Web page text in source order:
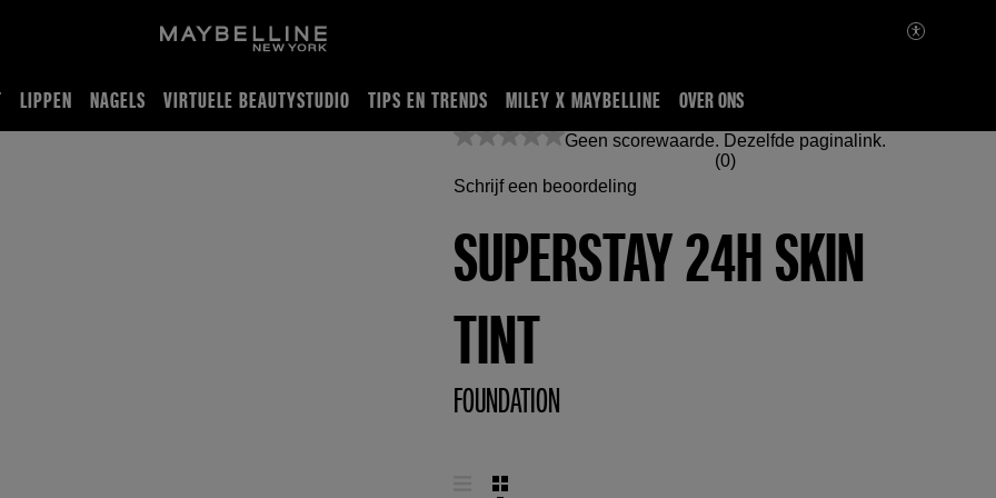
LIPPEN NAGELS VIRTUELE BEAUTYSTUDIO TIPS EN TRENDS MILEY X MAYBELLINE OVER ONS
Geen scorewaarde. Dezelfde paginalink.
(0)
Schrijf een beoordeling
SUPERSTAY 24H SKIN
TINT
FOUNDATION